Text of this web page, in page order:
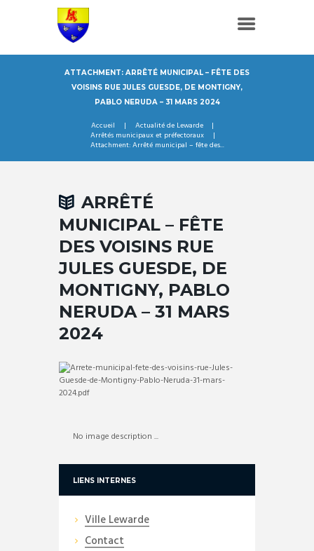
ATTACHMENT: ARRÊTÉ MUNICIPAL – FÊTE DES
VOISINS RUE JULES GUESDE, DE MONTIGNY,
PABLO NERUDA – 31 MARS 2024
Accueil
Actualité de Lewarde
Arrêtés municipaux et préfectoraux
Attachment: Arrêté municipal – fête des...
ARRÊTÉ
MUNICIPAL – FÊTE
DES VOISINS RUE
JULES GUESDE, DE
MONTIGNY, PABLO
NERUDA – 31 MARS
2024
No image description ...
LIENS INTERNES
Ville Lewarde
Contact